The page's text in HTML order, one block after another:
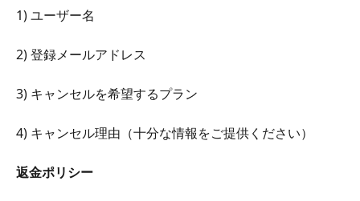
1) ユーザー名
2) 登録メールアドレス
3) キャンセルを希望するプラン
4) キャンセル理由（十分な情報をご提供ください）
返金ポリシー